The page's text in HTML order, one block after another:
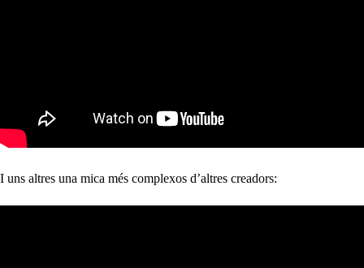
I uns altres una mica més complexos d’altres creadors: